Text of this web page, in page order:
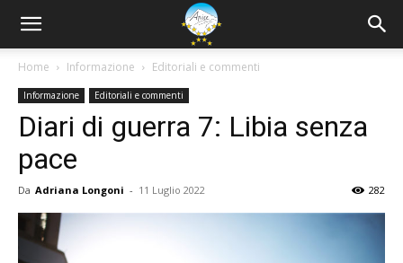
Home Informazione Editoriali e commenti
Informazione Editoriali e commenti
Diari di guerra 7: Libia senza
pace
Da Adriana Longoni - 11 Luglio 2022 282